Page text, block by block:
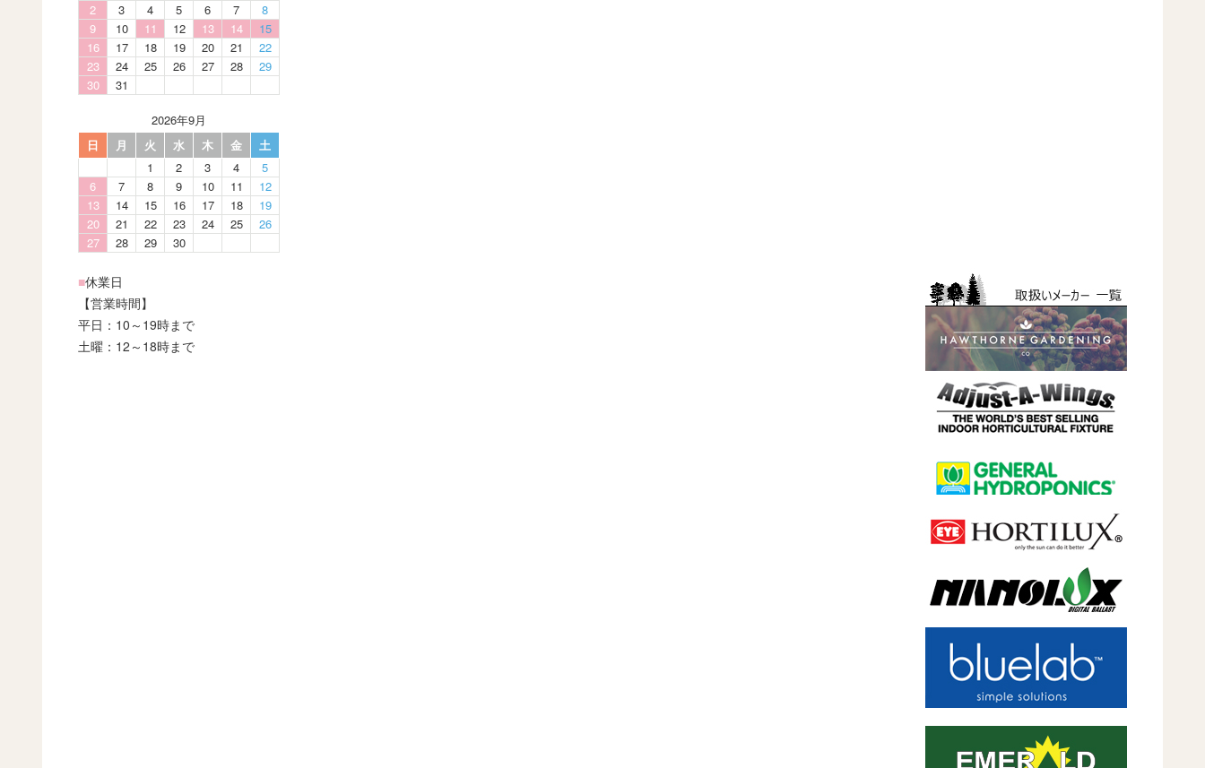
2
3 4 5 6 7
8
9
10 11 12 13 14
15
16
17 18 19 20 21
22
23
24 25 26 27 28
29
30
31
2026年9月
日
月 火 水 木 金
土
1
2 3 4
5
6
7 8 9 10 11
12
13
14 15 16 17 18
19
20
21 22 23 24 25
26
27
28 29 30
■休業日
【営業時間】
平日：10～19時まで
土曜：12～18時まで